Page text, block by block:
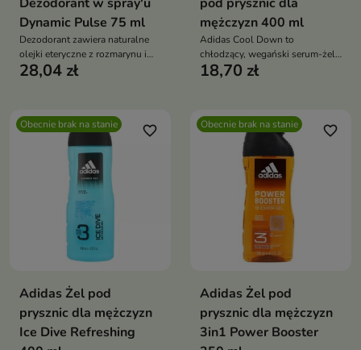
Dynamic Pulse 75 ml
Dezodorant zawiera naturalne
olejki eteryczne z rozmarynu i
cytryny, zapewnia długotrwałą
28,04 zł
mężczyzn 400 ml
Adidas Cool Down to
chłodzący, wegański serum-żel
pod prysznic dla mężczyzn,
fizycznej
18,70 zł
Obecnie brak na stanie favorite_border
Adidas Żel pod
prysznic dla mężczyzn
Ice Dive Refreshing
Obecnie brak na stanie favorite_border
Adidas Żel pod
prysznic dla mężczyzn
3in1 Power Booster